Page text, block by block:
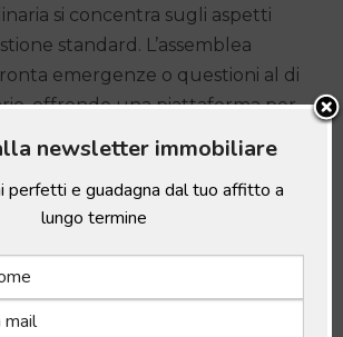
si concentra sugli aspetti
standard. L’assemblea
emergenze o questioni al di
offrendo una piattaforma per
newsletter immobiliare
perfetti e guadagna dal tuo affitto a
lungo termine